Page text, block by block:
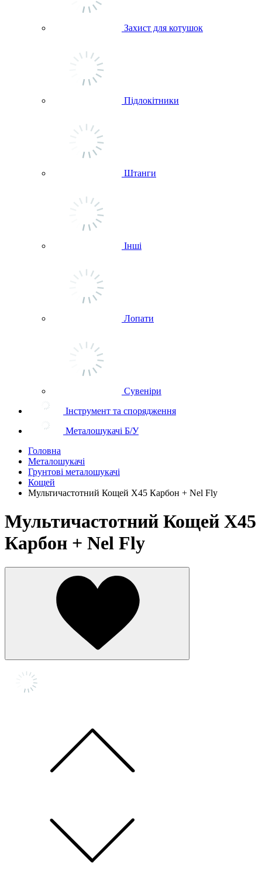
Захист для котушок
Підлокітники
Штанги
Інші
Лопати
Сувеніри
Інструмент та спорядження
Металошукачі Б/У
Головна
Металошукачі
Грунтові металошукачі
Кощей
Мультичастотний Кощей Х45 Карбон + Nel Fly
Мультичастотний Кощей Х45
Карбон + Nel Fly